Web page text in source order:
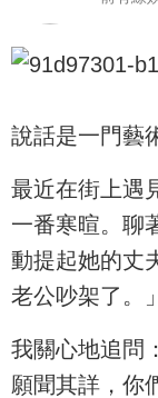
說話是一門藝
最近在街上遇
一番寒暄。聊
動提起她的丈
老公吵架了。」
我關心地追問
願聞其詳，你